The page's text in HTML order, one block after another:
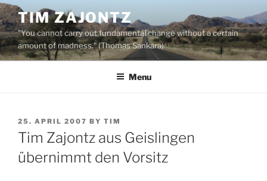
Skip
to
content
TIM ZAJONTZ
"You cannot carry out fundamental change without a certain
amount of madness." (Thomas Sankara)
Menu
POSTED
ON
25. APRIL 2007 BY TIM
Tim Zajontz aus Geislingen
übernimmt den Vorsitz